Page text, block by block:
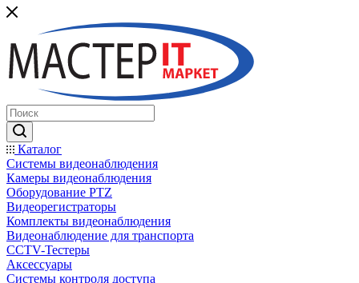
Каталог
Системы видеонаблюдения
Камеры видеонаблюдения
Оборудование PTZ
Видеорегистраторы
Комплекты видеонаблюдения
Видеонаблюдение для транспорта
CCTV-Тестеры
Аксессуары
Системы контроля доступа